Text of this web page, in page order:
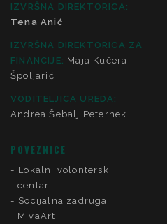
IZVRŠNA DIREKTORICA:
Tena Anić
IZVRŠNA DIREKTORICA ZA
FINANCIJE: Maja Kučera
Špoljarić
VODITELJICA UREDA:
Andrea Šebalj Peternek
POVEZNICE
Lokalni volonterski
centar
Socijalna zadruga
MivaArt